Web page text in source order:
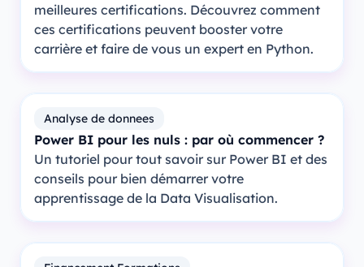
meilleures certifications. Découvrez comment
ces certifications peuvent booster votre
carrière et faire de vous un expert en Python.
Analyse de donnees
Power BI pour les nuls : par où commencer ?
Un tutoriel pour tout savoir sur Power BI et des
conseils pour bien démarrer votre
apprentissage de la Data Visualisation.